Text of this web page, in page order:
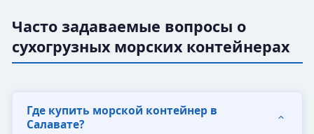
Часто задаваемые вопросы о
сухогрузных морских контейнерах
Где купить морской контейнер в
Салавате?